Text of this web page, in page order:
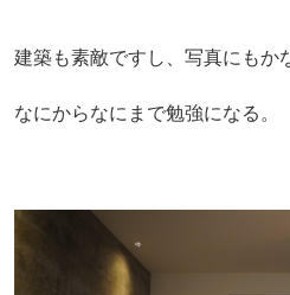
建築も素敵ですし、写真にもか
なにからなにまで勉強になる。